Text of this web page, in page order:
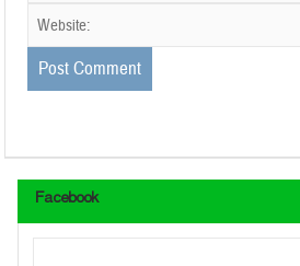
Facebook